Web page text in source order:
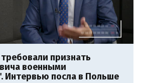
признать
военными
Интервью посла в Польше